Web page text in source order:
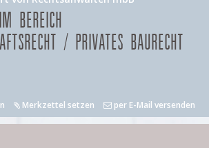
BEREICH
/ PRIVATES BAURECHT
Merkzettel setzen per E-Mail versenden